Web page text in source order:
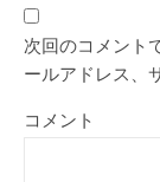
次回のコメント
ールアドレス、
コメント